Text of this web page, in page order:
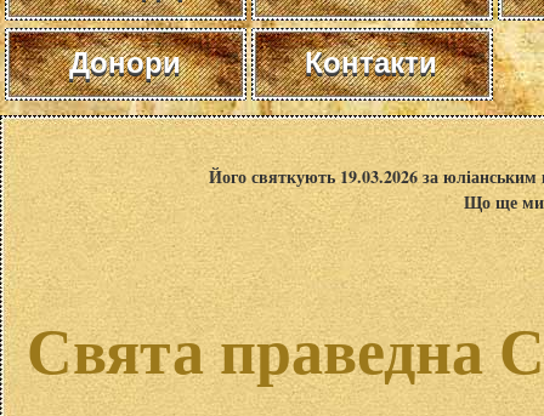
Донори Контакти
Його святкують 19.03.2026 за
Що ще ми
Свята праведна